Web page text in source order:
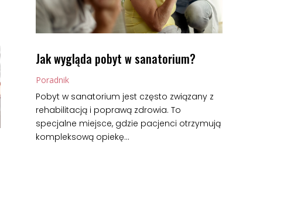
Jak wygląda pobyt w sanatorium?
Poradnik
Pobyt w sanatorium jest często związany z
rehabilitacją i poprawą zdrowia. To
specjalne miejsce, gdzie pacjenci otrzymują
kompleksową opiekę...